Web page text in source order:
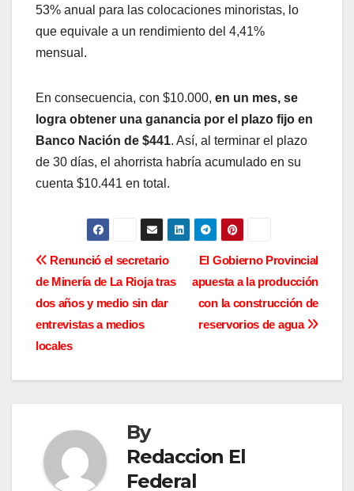
53% anual para las colocaciones minoristas, lo
que equivale a un rendimiento del 4,41%
mensual.
En consecuencia, con $10.000, en un mes, se
logra obtener una ganancia por el plazo fijo en
Banco Nación de $441. Así, al terminar el plazo
de 30 días, el ahorrista habría acumulado en su
cuenta $10.441 en total.
N
a
v
c
El Gobierno Provincial
apuesta a la producción
con la construcción de
reservorios de agua
Renunció el secretario
de Minería de La Rioja tras
dos años y medio sin dar
entrevistas a medios
locales
By
Redaccion El
Federal